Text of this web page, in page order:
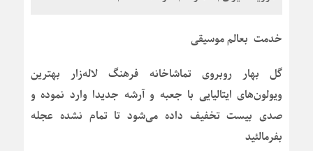
خدمت بعالم موسیقی
گل بهار روبروی تماشاخانه فرهنگ لاله‌زار بهترین
ویولون‌های ایتالیایی با جعبه و آرشه جدیدا وارد نموده و
صدی بیست تخفیف داده می‌شود تا تمام نشده عجله
بفرمالئید